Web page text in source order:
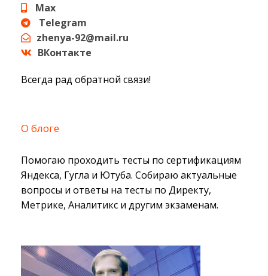
Max
Telegram
zhenya-92@mail.ru
ВКонтакте
Всегда рад обратной связи!
О блоге
Помогаю проходить тесты по сертификациям
Яндекса, Гугла и Ютуба. Собираю актуальные
вопросы и ответы на тесты по Директу,
Метрике, Аналитикс и другим экзаменам.